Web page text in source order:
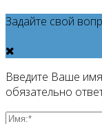
Задайте свой
Введите Ваше
обязательно